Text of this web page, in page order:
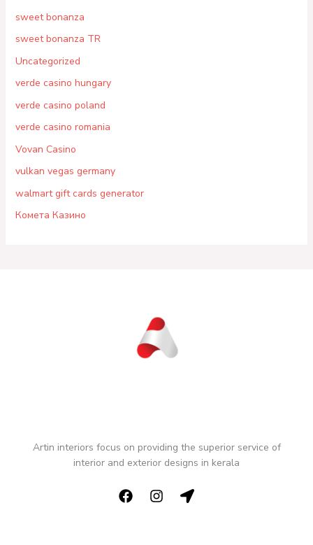
sweet bonanza
sweet bonanza TR
Uncategorized
verde casino hungary
verde casino poland
verde casino romania
Vovan Casino
vulkan vegas germany
walmart gift cards generator
Комета Казино
Artin interiors focus on providing the superior service of
interior and exterior designs in kerala